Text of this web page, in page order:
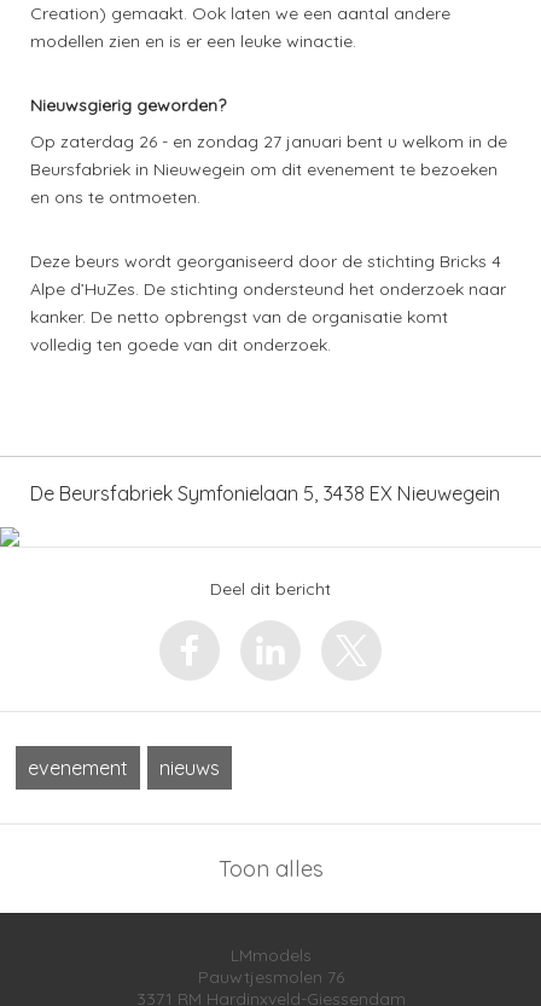
Creation) gemaakt. Ook laten we een aantal andere
modellen zien en is er een leuke winactie.
Nieuwsgierig geworden?
Op zaterdag 26 - en zondag 27 januari bent u welkom in de
Beursfabriek in Nieuwegein om dit evenement te bezoeken
en ons te ontmoeten.
Deze beurs wordt georganiseerd door de stichting Bricks 4
Alpe d’HuZes. De stichting ondersteund het onderzoek naar
kanker. De netto opbrengst van de organisatie komt
volledig ten goede van dit onderzoek.
De Beursfabriek Symfonielaan 5, 3438 EX Nieuwegein
Deel dit bericht
evenement nieuws
Toon alles
LMmodels
Pauwtjesmolen 76
3371 RM Hardinxveld-Giessendam